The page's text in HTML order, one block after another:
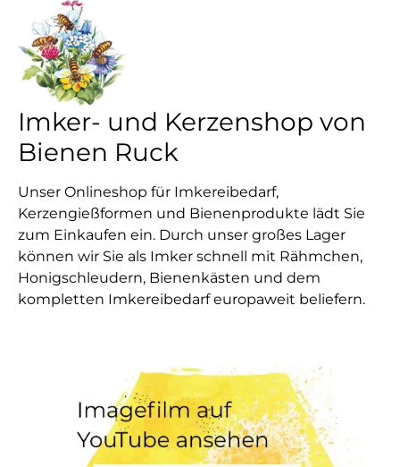
Imker- und Kerzenshop von
Bienen Ruck
Unser Onlineshop für Imkereibedarf,
Kerzengießformen und Bienenprodukte lädt Sie
zum Einkaufen ein. Durch unser großes Lager
können wir Sie als Imker schnell mit Rähmchen,
Honigschleudern, Bienenkästen und dem
kompletten Imkereibedarf europaweit beliefern.